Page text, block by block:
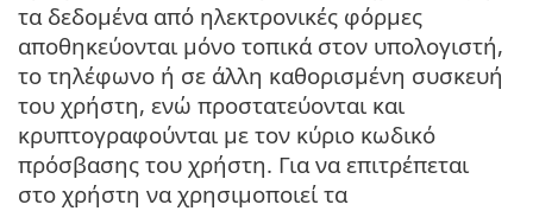
τα δεδομένα από ηλεκτρονικές φόρμες
αποθηκεύονται μόνο τοπικά στον υπολογιστή,
το τηλέφωνο ή σε άλλη καθορισμένη συσκευή
του χρήστη, ενώ προστατεύονται και
κρυπτογραφούνται με τον κύριο κωδικό
πρόσβασης του χρήστη. Για να επιτρέπεται
στο χρήστη να χρησιμοποιεί τα